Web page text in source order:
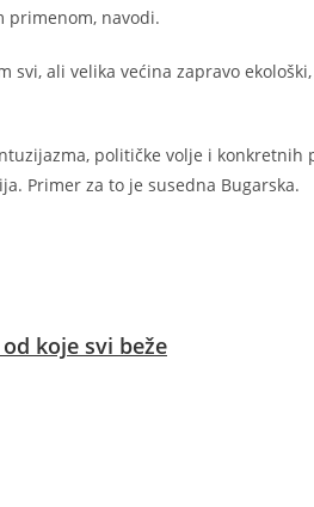
primenom, navodi.
svi, ali velika većina zapravo
političke volje i konkretnih
Primer za to je susedna Bugarska.
koje svi beže